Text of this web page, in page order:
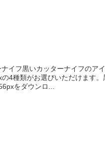
イフ黒いカッターナイフのア
4種類がお選びいただけます
をダウンロ...